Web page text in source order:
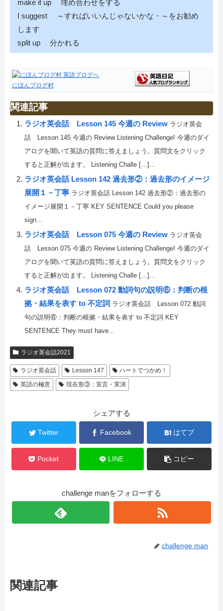
make it up 埋め合わせをする
I suggest ～すればいいんじゃないかな・～をお勧め
します
split up 分かれる
にほんブログ村
関連記事
ラジオ英会話 Lesson 145 今週の Review ラジオ英会
話 Lesson 145 今週の Review Listening Challenge! 今週のダイ
アログを聞いて英語の質問に答えましょう。質問文をクリック
すると正解が出ます。 Listening Challe […]...
ラジオ英会話 Lesson 142 過去形②：過去形のイメージ
展開１－丁寧 ラジオ英会話 Lesson 142 過去形②：過去形の
イメージ展開１－丁寧 KEY SENTENCE Could you please
sign...
ラジオ英会話 Lesson 075 今週の Review ラジオ英会
話 Lesson 075 今週の Review Listening Challenge! 今週のダイ
アログを聞いて英語の質問に答えましょう。質問文をクリック
すると正解が出ます。 Listening Challe […]...
ラジオ英会話 Lesson 072 動詞句の説明⑥：判断の根
拠・結果を表す to 不定詞 ラジオ英会話 Lesson 072 動詞
句の説明⑥：判断の根拠・結果を表す to 不定詞 KEY
SENTENCE They must have...
ラジオ英会話2021
ラジオ英会話 Lesson 147
ハートでつかめ！
英語の極意
現在形③：宣言・実演
シェアする
Twitter Facebook はてブ
Pocket LINE コピー
challenge manをフォローする
challenge man
関連記事